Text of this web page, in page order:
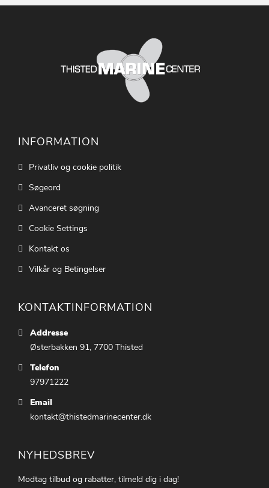
INFORMATION
Privatliv og cookie politik
Søgeord
Avanceret søgning
Cookie Settings
Kontakt os
Vilkår og Betingelser
KONTAKTINFORMATION
Addresse
Østerbakken 91, 7700 Thisted
Telefon
97971222
Email
kontakt@thistedmarinecenter.dk
NYHEDSBREV
Modtag tilbud og rabatter, tilmeld dig i dag!